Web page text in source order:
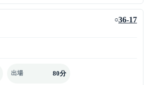
○36-17
出場 80分